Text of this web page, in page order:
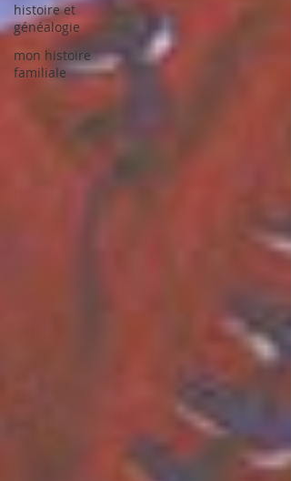
histoire et
généalogie
mon histoire
familiale